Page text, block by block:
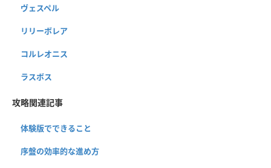
ヴェスペル
リリーボレア
コルレオニス
ラスボス
攻略関連記事
体験版でできること
序盤の効率的な進め方